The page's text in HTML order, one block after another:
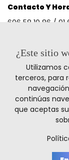
Contacto Y
606 58 10 86 / 91
Métodos De
© 2011-2024
mencionadas
¿Este sitio
Utilizamos
terceros, para
continúas
que aceptas